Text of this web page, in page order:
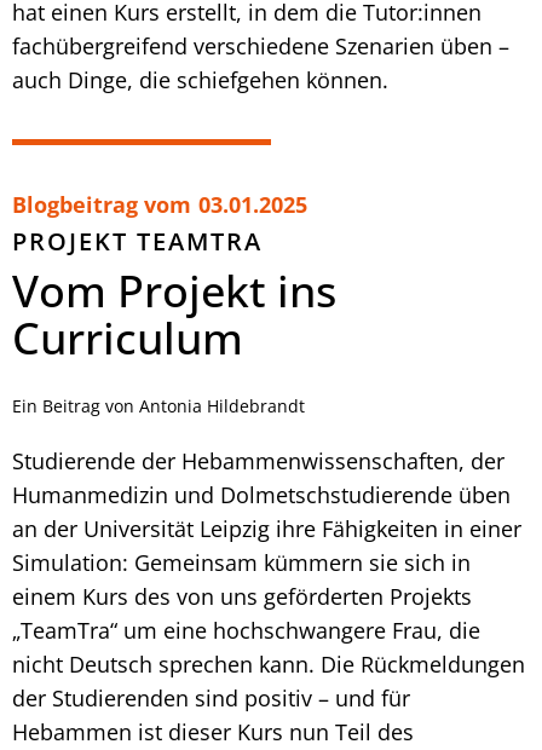
hat einen Kurs erstellt, in dem die Tutor:innen
fachübergreifend verschiedene Szenarien üben –
auch Dinge, die schiefgehen können.
Blogbeitrag vom 03.01.2025
PROJEKT TEAMTRA
Vom Projekt ins
Curriculum
Ein Beitrag von Antonia Hildebrandt
Studierende der Hebammenwissenschaften, der
Humanmedizin und Dolmetschstudierende üben
an der Universität Leipzig ihre Fähigkeiten in einer
Simulation: Gemeinsam kümmern sie sich in
einem Kurs des von uns geförderten Projekts
„TeamTra“ um eine hochschwangere Frau, die
nicht Deutsch sprechen kann. Die Rückmeldungen
der Studierenden sind positiv – und für
Hebammen ist dieser Kurs nun Teil des